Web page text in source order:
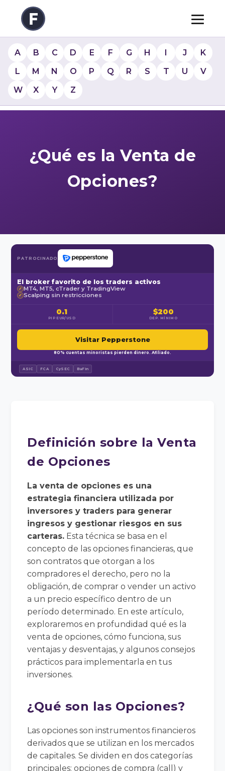
A B C D E F G H I J
K
L
M N O P Q R S T U
V
W
X Y Z
¿Qué es la Venta de
Opciones?
PATROCINADO
El broker favorito de los traders activos
✓ MT4, MT5, cTrader y TradingView
✓ Scalping sin restricciones
0.1
PIP EUR/USD
$200
DEP. MÍNIMO
Visitar Pepperstone
80% cuentas minoristas pierden dinero. Afiliado.
ASIC FCA CySEC BaFin
Definición sobre la Venta
de Opciones
La venta de opciones es una
estrategia financiera utilizada por
inversores y traders para generar
ingresos y gestionar riesgos en sus
carteras. Esta técnica se basa en el
concepto de las opciones financieras, que
son contratos que otorgan a los
compradores el derecho, pero no la
obligación, de comprar o vender un activo
a un precio específico dentro de un
período determinado. En este artículo,
exploraremos en profundidad qué es la
venta de opciones, cómo funciona, sus
ventajas y desventajas, y algunos consejos
prácticos para implementarla en tus
inversiones.
¿Qué son las Opciones?
Las opciones son instrumentos financieros
derivados que se utilizan en los mercados
de capitales. Se dividen en dos categorías
principales: opciones de compra (call) y